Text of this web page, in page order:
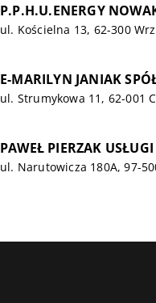
P.P.H.U.ENERGY
ul. Kościelna 13, 62-300
E-MARILYN JANIAK
ul. Strumykowa 11, 62-001
PAWEŁ PIERZAK
ul. Narutowicza 180A, 97-